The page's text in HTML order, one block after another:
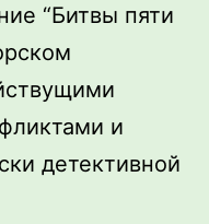
“Битвы пяти
и
детективной